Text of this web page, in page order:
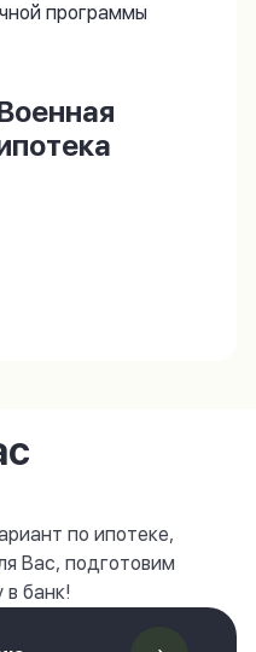
программы
по ипотеке,
Вас, подготовим
банк!